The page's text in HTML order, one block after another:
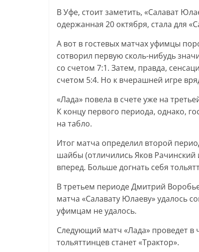
В Уфе, стоит заметить, «Салават
одержанная 20 октября, стала для
А вот в гостевых матчах уфимцы
сотворил первую сколь-нибудь
со счетом 7:1. Затем, правда,
счетом 5:4. Но к вчерашней игре
«Лада» повела в счете уже на
К концу первого периода, однако,
на табло.
Итог матча определил второй
шайбы (отличились Яков
вперед. Больше догнать себя
В третьем периоде Дмитрий
матча «Салавату Юлаеву» удалось
уфимцам не удалось.
Следующий матч «Лада» проведет в
тольяттинцев станет «Трактор».